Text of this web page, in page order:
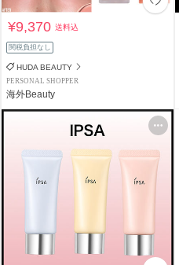
¥9,370送料込
関税負担なし
HUDA BEAUTY
PERSONAL SHOPPER
海外Beauty